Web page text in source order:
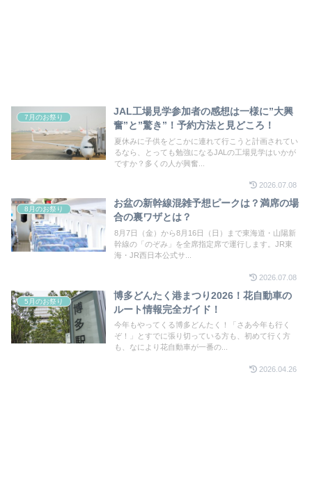
7月のお祭り
JAL工場見学参加者の感想は一様に”大興
奮”と”驚き”！予約方法と見どころ！
夏休みに子供をどこかに連れて行こうと計画されてい
るなら、とっても勉強になるJALの工場見学はいかが
ですか？多くの人が興奮...
2026.07.08
8月のお祭り
お盆の新幹線混雑予想ピークは？満席の場
合の裏ワザとは？
8月7日（金）から8月16日（日）まで東海道・山陽新
幹線の「のぞみ」を全席指定席で運行します。JR東
海・JR西日本公式サ...
2026.07.08
5月のお祭り
博多どんたく港まつり2026！花自動車の
ルート情報完全ガイド！
今年もやってくる博多どんたく！「さあ今年も行く
ぞ！」とすでに張り切っている方も、初めて行く方
も、なにより花自動車が一番の...
2026.04.26